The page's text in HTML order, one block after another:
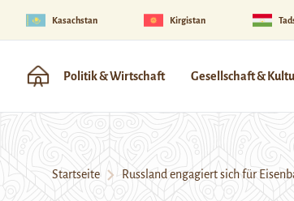
Kasachstan Kirgistan
Politik & Wirtschaft Gesellschaft &
Startseite Russland engagiert sich für